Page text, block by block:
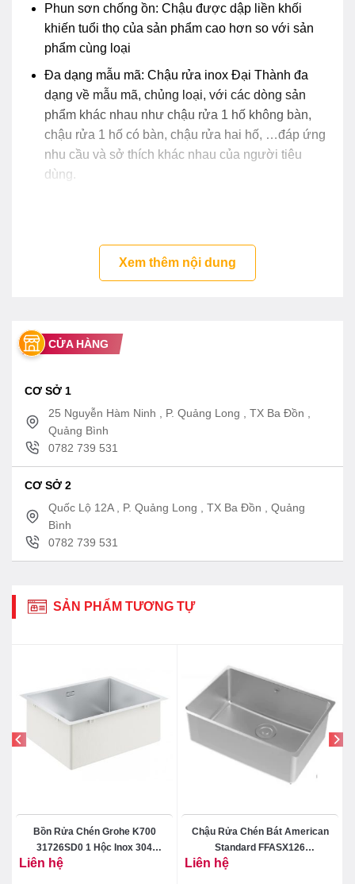
Phun sơn chống ồn: Chậu được dập liền khối
khiến tuổi thọ của sản phẩm cao hơn so với sản
phẩm cùng loại
Đa dạng mẫu mã: Chậu rửa inox Đại Thành đa
dạng về mẫu mã, chủng loại, với các dòng sản
phẩm khác nhau như chậu rửa 1 hố không bàn,
chậu rửa 1 hố có bàn, chậu rửa hai hố, …đáp ứng
nhu cầu và sở thích khác nhau của người tiêu
dùng.
học công nghệ và môi trường Hà Nội, chi cục tiêu
chuẩn đo lường chất lượng Hà Nội chứng nhận
tiêu chuẩn chất lượng hàng hóa số TC – 02 –
Xem thêm nội dung
CỬA HÀNG
CƠ SỞ 1
25 Nguyễn Hàm Ninh , P. Quảng Long , TX Ba Đồn ,
Quảng Bình
0782 739 531
CƠ SỞ 2
Quốc Lộ 12A , P. Quảng Long , TX Ba Đồn , Quảng
Bình
0782 739 531
SẢN PHẨM TƯƠNG TỰ
Bồn Rửa Chén Grohe K700
31726SD0 1 Hộc Inox 304
Liên hệ
Chậu Rửa Chén Bát American
Standard FFASX126
101373MS00 Một Hộc Inox 304
Liên hệ